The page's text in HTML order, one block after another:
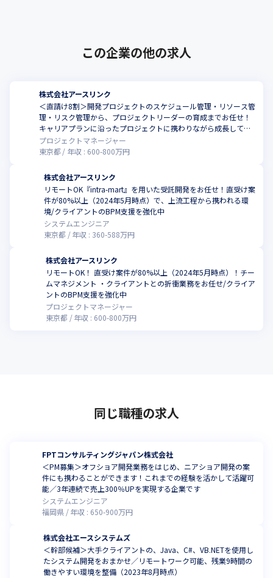
この企業の他の求人
株式会社アースリンク
＜直請け8割＞開発プロジェクトのスケジュール管理・リソース管
理・リスク管理から、プロジェクトリーダーの育成までお任せ！
キャリアプランに沿ったプロジェクトに携わりながら成長してい
きませんか
プロジェクトマネージャー
東京都
年収 : 600-800万円
株式会社アースリンク
リモートOK『intra-mart』を用いた受託開発をお任せ！直受け案
件が80%以上（2024年5月時点）で、上流工程から携われる環
境/クライアントのBPM支援を強化中
システムエンジニア
東京都
年収 : 360-588万円
株式会社アースリンク
リモートOK！ 直受け案件が80%以上（2024年5月時点）！チー
ムマネジメント ・クライアントとの折衝業務をお任せ/クライア
ントのBPM支援を強化中
プロジェクトマネージャー
東京都
年収 : 600-800万円
同じ職種の求人
FPTコンサルティングジャパン株式会社
＜PM募集＞オフショア開発業務をはじめ、ニアショア開発の案
件にも携わることができます！これまでの経験を活かして活躍可
能／3年連続で売上300％UPを実現する企業です
システムエンジニア
福岡県
年収 : 650-900万円
株式会社エースシステムズ
＜幹部候補＞大手クライアントの、Java、C#、VB.NETを使用し
たシステム開発をおまかせ／リモートワーク可能、残業9時間の
働きやすい環境を整備（2023年8月時点）